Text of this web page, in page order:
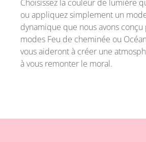
Choisissez la couleur de lumière
ou appliquez simplement un
dynamique que nous avons conçu
modes Feu de cheminée ou
vous aideront à créer une
à vous remonter le moral.